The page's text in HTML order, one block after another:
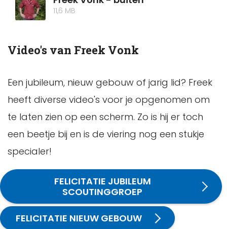
11,6 MB
Video's van Freek Vonk
Een jubileum, nieuw gebouw of jarig lid? Freek
heeft diverse video's voor je opgenomen om
te laten zien op een scherm. Zo is hij er toch
een beetje bij en is de viering nog een stukje
specialer!
FELICITATIE JUBILEUM
SCOUTINGGROEP
FELICITATIE NIEUW GEBOUW